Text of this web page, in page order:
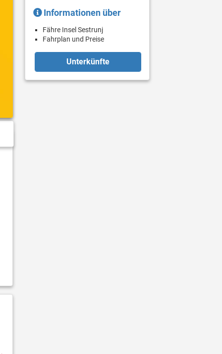
Informationen über
Fähre Insel Sestrunj
Fahrplan und Preise
Unterkünfte